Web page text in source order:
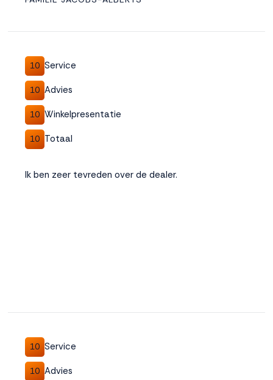
Weigeren
10 Service
10 Advies
10 Winkelpresentatie
10 Totaal
Ik ben zeer tevreden over de dealer.
10 Service
10 Advies